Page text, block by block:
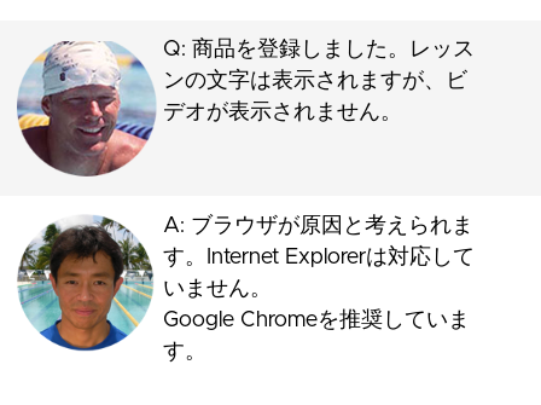
Q: 商品を登録しました。レッス
ンの文字は表示されますが、ビ
デオが表示されません。
A: ブラウザが原因と考えられま
す。Internet Explorerは対応して
いません。
Google Chromeを推奨していま
す。